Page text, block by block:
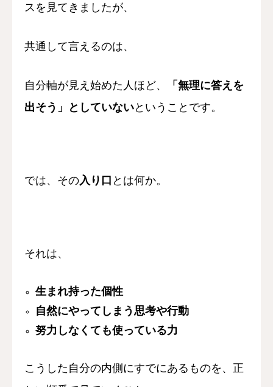
スを見てきましたが、
共通して言えるのは、
自分軸が見え始めた人ほど、
「無理に答えを
出そう」としていないということです。
では、その入り口 とは何か。
それは、
生まれ持った個性
自然にやってしまう思考や行動
努力しなくても使っている力
こうした 自分の内側にすでにあるものを、 正